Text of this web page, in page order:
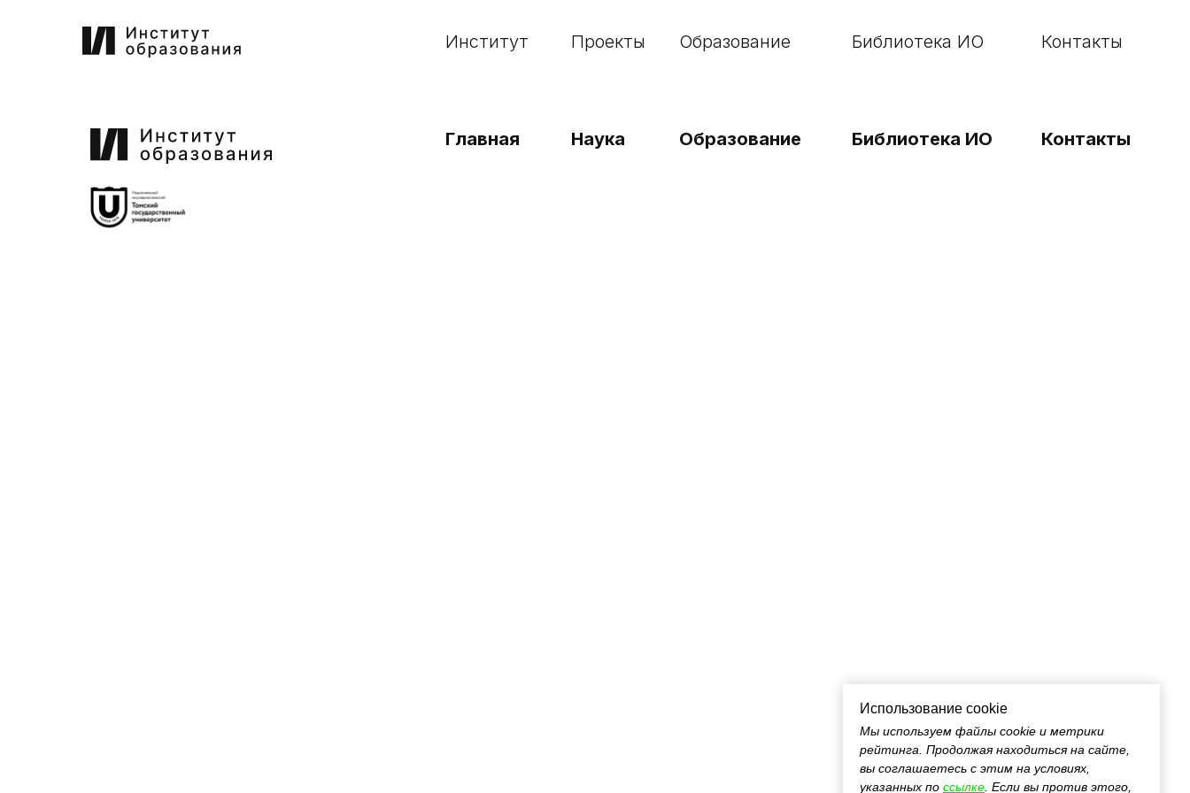
Использование cookie
Мы используем файлы cookie и метрики
рейтинга. Продолжая находиться на сайте,
вы соглашаетесь с этим на условиях,
указанных по ссылке . Если вы против этого,
Институт Проекты Образование Контакты
Библиотека ИО
Наука Образование Библиотека ИО
Главная Контакты
Использование cookie
Мы используем файлы cookie и метрики
рейтинга. Продолжая находиться на сайте,
вы соглашаетесь с этим на условиях,
указанных по ссылке . Если вы против этого,